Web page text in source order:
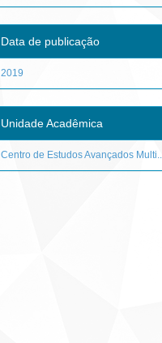
Data de publicação
2019
Unidade Acadêmica
Centro de Estudos Avançados Multi...